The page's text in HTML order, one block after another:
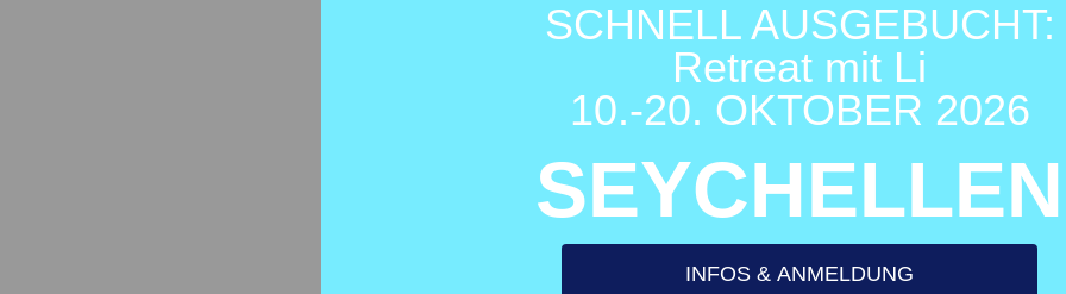
Besser hätte ich das nicht schreiben können.
SCHNELL AUSGEBUCHT:
Retreat mit Li
10.-20. OKTOBER 2026
SEYCHELLEN
INFOS & ANMELDUNG